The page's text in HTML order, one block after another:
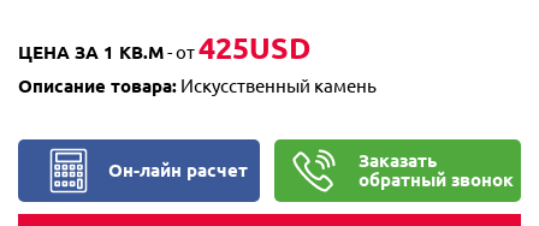
ЦЕНА ЗА 1 КВ.М- от425USD
Описание товара: Искусственный камень
Он-лайн расчет
Заказать
обратный звонок